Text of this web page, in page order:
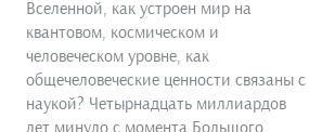
Вселенной, как устроен мир на
квантовом, космическом и
человеческом уровне, как
общечеловеческие ценности связаны с
наукой? Четырнадцать миллиардов
лет минуло с момента Большого